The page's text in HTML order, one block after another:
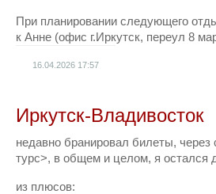
При планировании следующего
к Анне (офис г.Иркутск, переул 8
16.04.2026 17:57
Иркутск-Владивосток
недавно бранировал билеты,
турс>, в общем и целом, я остался
из плюсов: